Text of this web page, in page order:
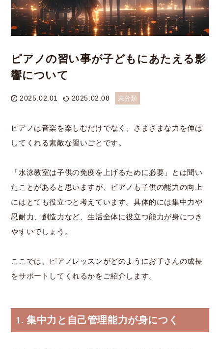
ピアノの習い事が子どもにあたえる影
響について
2025.02.01 2025.02.08 未分類
ピアノは音楽を楽しむだけでなく、さまざまな力を伸ば
してくれる素敵な習いごとです。
「水泳教室は子供の免疫を上げるために必要」とは聞い
たことがあると思いますが、ピアノも子供の能力の向上
にはとても役立つと考えています。具体的には集中力や
忍耐力、創造力など、生活全体に役立つ能力が身につき
やすいでしょう。
ここでは、ピアノレッスンがどのようにお子さんの成長
をサポートしてくれるかをご紹介します。
1. 集中力と自己管理能力が身につく